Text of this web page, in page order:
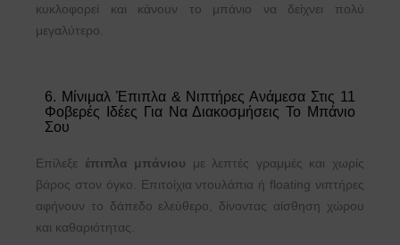
κυκλοφορεί και κάνουν το μπάνιο να δείχνει πολύ
μεγαλύτερο.
6. Μίνιμαλ Έπιπλα & Νιπτήρες Ανάμεσα Στις 11
Φοβερές Ιδέες Για Να Διακοσμήσεις Το Μπάνιο
Σου
Επίλεξε έπιπλα μπάνιου με λεπτές γραμμές και χωρίς
βάρος στον όγκο. Επιτοίχια ντουλάπια ή floating νιπτήρες
αφήνουν το δάπεδο ελεύθερο, δίνοντας αίσθηση χώρου
και καθαριότητας.